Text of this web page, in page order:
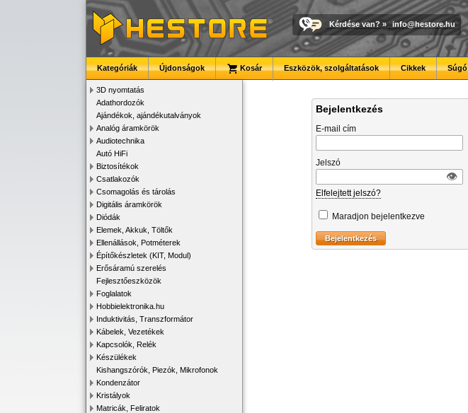
Kérdése van? » info@hestore.hu
Kategóriák Újdonságok Kosár Eszközök, szolgáltatások Cikkek Súgó
3D nyomtatás
Adathordozók
Ajándékok, ajándékutalványok
Analóg áramkörök
Audiotechnika
Autó HiFi
Biztosítékok
Csatlakozók
Csomagolás és tárolás
Digitális áramkörök
Diódák
Elemek, Akkuk, Töltők
Ellenállások, Potméterek
Építőkészletek (KIT, Modul)
Erősáramú szerelés
Fejlesztőeszközök
Foglalatok
Hobbielektronika.hu
Induktivitás, Transzformátor
Kábelek, Vezetékek
Kapcsolók, Relék
Készülékek
Kishangszórók, Piezók, Mikrofonok
Kondenzátor
Kristályok
Matricák, Feliratok
Bejelentkezés
E-mail cím
Jelszó
👁︎
Elfelejtett jelszó?
Maradjon bejelentkezve